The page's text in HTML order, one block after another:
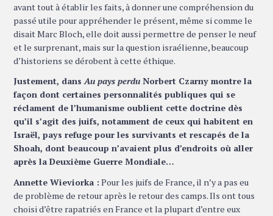
avant tout à établir les faits, à donner une compréhension du
passé utile pour appréhender le présent, même si comme le
disait Marc Bloch, elle doit aussi permettre de penser le neuf
et le surprenant, mais sur la question israélienne, beaucoup
d’historiens se dérobent à cette éthique.
Justement, dansAu pays perdu Norbert Czarny montre la
façon dont certaines personnalités publiques qui se
réclament de l’humanisme oublient cette doctrine dès
qu’il s’agit des juifs, notamment de ceux qui habitent en
Israël, pays refuge pour les survivants et rescapés de la
Shoah, dont beaucoup n’avaient plus d’endroits où aller
après la Deuxième Guerre Mondiale…
Annette Wieviorka : Pour les juifs de France, il n’y a pas eu
de problème de retour après le retour des camps. Ils ont tous
choisi d’être rapatriés en France et la plupart d’entre eux